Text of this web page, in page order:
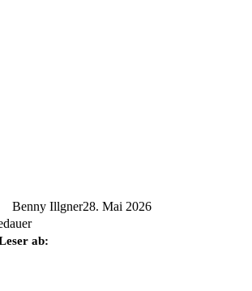
Benny Illgner28. Mai 2026
ab: